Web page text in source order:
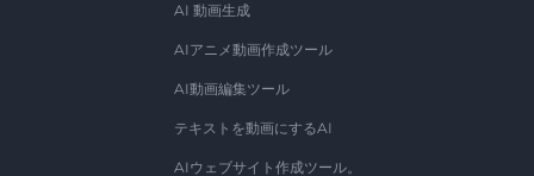
AI 動画生成
AIアニメ動画作成ツール
AI動画編集ツール
テキストを動画にするAI
AIウェブサイト作成ツール。